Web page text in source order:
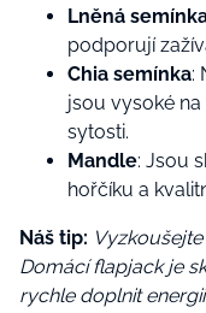
Lněná
podporují
Chia semínka:
jsou vysoké
sytosti.
Mandle: Jsou
hořčíku a
Náš tip:
Domácí flapjack je
rychle doplnit